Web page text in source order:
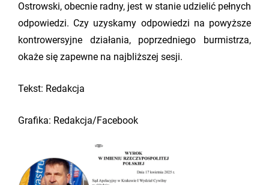
Ostrowski, obecnie radny, jest w stanie udzielić pełnych
odpowiedzi. Czy uzyskamy odpowiedzi na powyższe
kontrowersyjne działania, poprzedniego burmistrza,
okaże się zapewne na najbliższej sesji.
Tekst: Redakcja
Grafika: Redakcja/Facebook